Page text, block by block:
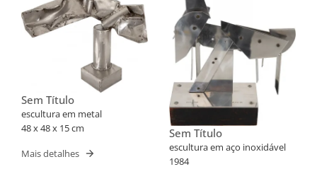
Sem Título
escultura em metal
48 x 48 x 15 cm
Mais detalhes
Sem Título
escultura em aço inoxidável
1984